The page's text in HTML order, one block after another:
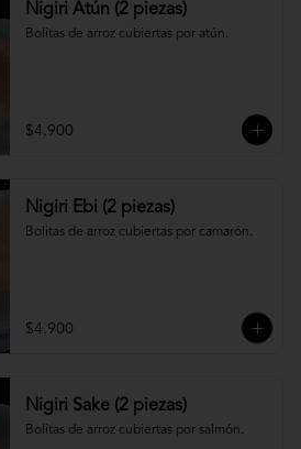
Nigiri Atún (2 piezas)
Bolitas de arroz cubiertas por atún.
$4.900
Nigiri Ebi (2 piezas)
Bolitas de arroz cubiertas por camarón.
$4.900
Nigiri Sake (2 piezas)
Bolitas de arroz cubiertas por salmón.